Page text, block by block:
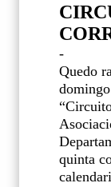
-
Quedo
quinta